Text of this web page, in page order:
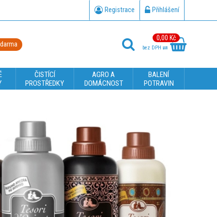
Registrace Přihlášení
0,00 Kč
bez DPH
ČISTÍCÍ
PROSTŘEDKY
AGRO A
DOMÁCNOST
BALENÍ
POTRAVIN